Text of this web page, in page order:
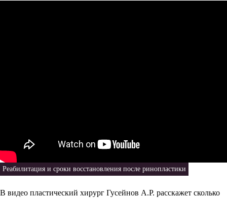
Реабилитация и сроки восстановления после ринопластики
В видео пластический хирург Гусейнов А.Р. расскажет сколько